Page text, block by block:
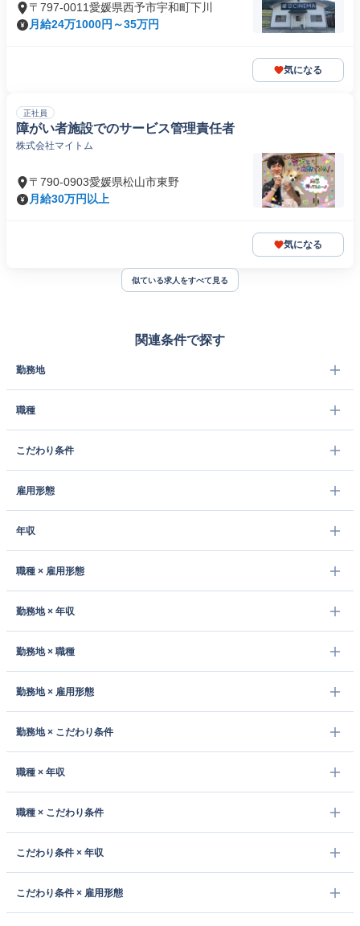
〒797-0011愛媛県西予市宇和町下川
月給24万1000円～35万円
気になる
正社員
障がい者施設でのサービス管理責任者
株式会社マイトム
〒790-0903愛媛県松山市東野
月給30万円以上
気になる
似ている求人をすべて見る
関連条件で探す
勤務地
職種
こだわり条件
雇用形態
年収
職種 × 雇用形態
勤務地 × 年収
勤務地 × 職種
勤務地 × 雇用形態
勤務地 × こだわり条件
職種 × 年収
職種 × こだわり条件
こだわり条件 × 年収
こだわり条件 × 雇用形態